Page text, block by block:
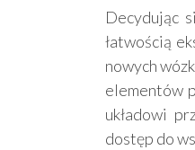
Decydując
łatwością
nowych
elementów
układowi
dostęp do